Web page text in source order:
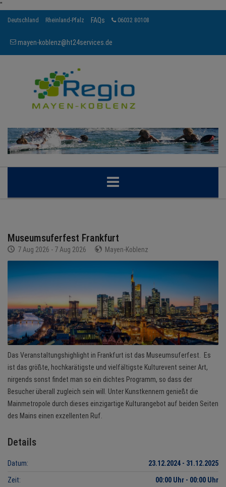
"
Deutschland Rheinland-Pfalz FAQs 06032 80108
mayen-koblenz@ht24services.de
BRANCHEN
NEWS
ANGEBOTE
JOBS
KONTAKT
Museumsuferfest Frankfurt
7 Aug 2026 - 7 Aug 2026 Mayen-Koblenz
Das Veranstaltungshighlight in Frankfurt ist das Museumsuferfest. Es
ist das größte, hochkarätigste und vielfältigste Kulturevent seiner Art,
nirgends sonst findet man so ein dichtes Programm, so dass der
Besucher überall zugleich sein will. Unter Kunstkennern genießt die
Mainmetropole durch dieses einzigartige Kulturangebot auf beiden Seiten
des Mains einen exzellenten Ruf.
Details
Datum: 23.12.2024 - 31.12.2025
Zeit: 00:00 Uhr - 00:00 Uhr